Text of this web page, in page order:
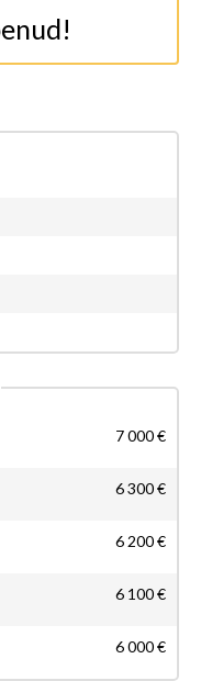
7 000 €
6 300 €
6 200 €
6 100 €
6 000 €